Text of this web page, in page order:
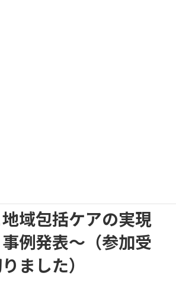
域包括ケアの実現
例発表～（参加受
ました）